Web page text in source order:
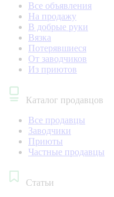
Все объявления
На продажу
В добрые руки
Вязка
Потерявшиеся
От заводчиков
Из приютов
Каталог продавцов
Все продавцы
Заводчики
Приюты
Частные продавцы
Статьи